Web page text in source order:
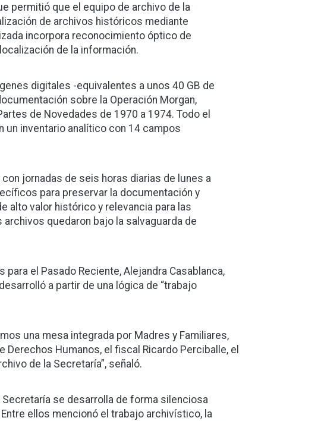
permitió que el equipo de archivo de la
de archivos históricos mediante
incorpora reconocimiento óptico de
de la información.
digitales -equivalentes a unos 40 GB de
sobre la Operación Morgan,
de Novedades de 1970 a 1974. Todo el
inventario analítico con 14 campos
jornadas de seis horas diarias de lunes a
para preservar la documentación y
alto valor histórico y relevancia para las
quedaron bajo la salvaguarda de
el Pasado Reciente, Alejandra Casablanca,
a partir de una lógica de “trabajo
una mesa integrada por Madres y Familiares,
Humanos, el fiscal Ricardo Perciballe, el
de la Secretaría”, señaló.
se desarrolla de forma silenciosa
ellos mencionó el trabajo archivístico, la